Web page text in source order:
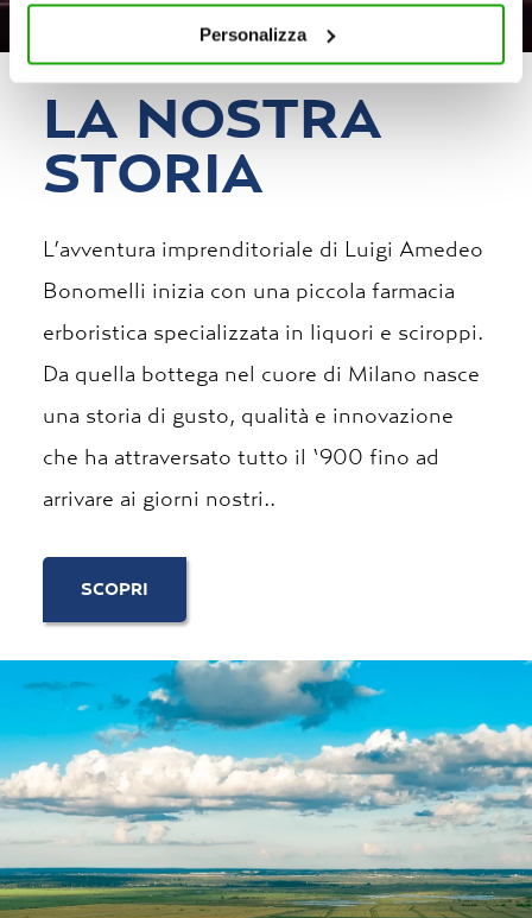
chiudere il banner, non verranno installati cookie sul tuo
corretto funzionamento del sito.
Personalizza
LA NOSTRA
STORIA
L’avventura imprenditoriale di Luigi Amedeo
Bonomelli inizia con una piccola farmacia
erboristica specializzata in liquori e sciroppi.
Da quella bottega nel cuore di Milano nasce
una storia di gusto, qualità e innovazione
che ha attraversato tutto il ‘900 fino ad
arrivare ai giorni nostri..
SCOPRI